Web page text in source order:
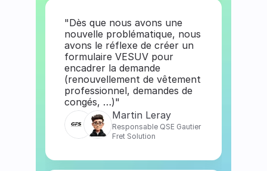
"Dès que nous avons une
nouvelle problématique, nous
avons le réflexe de créer un
formulaire VESUV pour
encadrer la demande
(renouvellement de vêtement
professionnel, demandes de
congés, …)"
Martin Leray
Responsable QSE Gautier
Fret Solution